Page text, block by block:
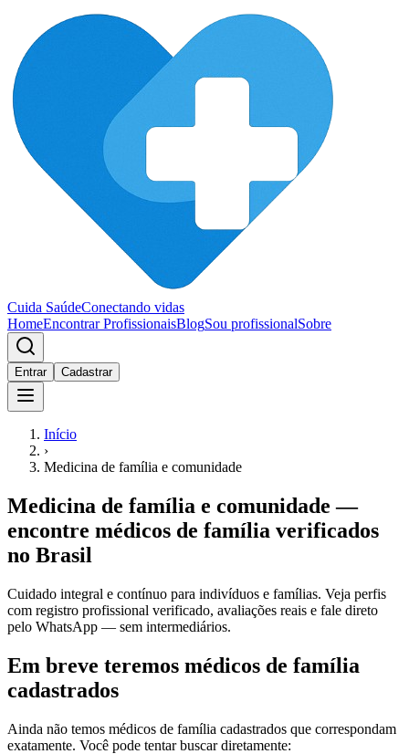
Cuida SaúdeConectando vidas
HomeEncontrar ProfissionaisBlogSou profissionalSobre
Entrar Cadastrar
Início
›
Medicina de família e comunidade
Medicina de família e comunidade —
encontre médicos de família verificados
no Brasil
Cuidado integral e contínuo para indivíduos e famílias. Veja perfis
com registro profissional verificado, avaliações reais e fale direto
pelo WhatsApp — sem intermediários.
Em breve teremos médicos de família
cadastrados
Ainda não temos médicos de família cadastrados que correspondam
exatamente. Você pode tentar buscar diretamente: